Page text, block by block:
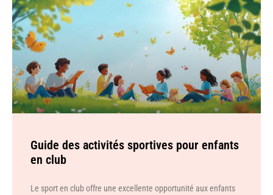
Guide des activités sportives pour enfants
en club
Le sport en club offre une excellente opportunité aux enfants